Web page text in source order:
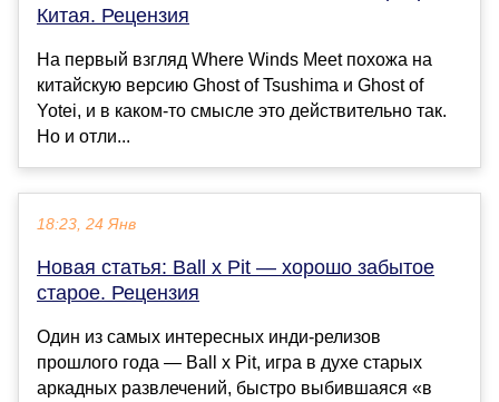
Китая. Рецензия
На первый взгляд Where Winds Meet похожа на
китайскую версию Ghost of Tsushima и Ghost of
Yotei, и в каком-то смысле это действительно так.
Но и отли...
18:23, 24 Янв
Новая статья: Ball x Pit — хорошо забытое
старое. Рецензия
Один из самых интересных инди-релизов
прошлого года — Ball x Pit, игра в духе старых
аркадных развлечений, быстро выбившаяся «в